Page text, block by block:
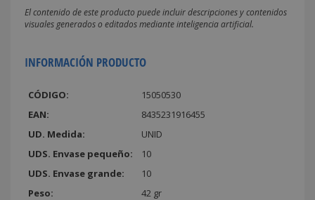
El contenido de este producto puede incluir descripciones y contenidos
visuales generados o editados mediante inteligencia artificial.
INFORMACIÓN PRODUCTO
CÓDIGO:
15050530
EAN:
8435231916455
UD. Medida:
UNID
UDS. Envase pequeño:
10
UDS. Envase grande:
10
Peso:
42 gr